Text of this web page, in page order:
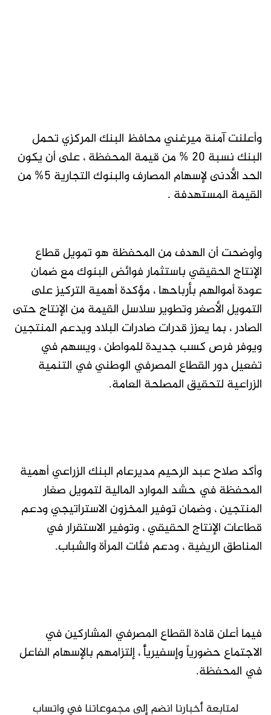
وأعلنت آمنة ميرغني محافظ البنك المركزي تحمل
البنك نسبة 20 % من قيمة المحفظة ، على أن يكون
الحد الأدنى لإسهام المصارف والبنوك التجارية 5% من
القيمة المستهدفة .
وأوضحت أن الهدف من المحفظة هو تمويل قطاع
الإنتاج الحقيقي باستثمار فوائض البنوك مع ضمان
عودة أموالهم بأرباحها ، مؤكدة أهمية التركيز على
التمويل الأصغر وتطوير سلاسل القيمة من الإنتاج حتى
الصادر ، بما يعزز قدرات صادرات البلاد ويدعم المنتجين
ويوفر فرص كسب جديدة للمواطن ، ويسهم في
تفعيل دور القطاع المصرفي الوطني في التنمية
الزراعية لتحقيق المصلحة العامة.
وأكد صلاح عبد الرحيم مديرعام البنك الزراعي أهمية
المحفظة في حشد الموارد المالية لتمويل صغار
المنتجين ، وضمان توفير المخزون الاستراتيجي ودعم
قطاعات الإنتاج الحقيقي ، وتوفير الاستقرار في
المناطق الريفية ، ودعم فئات المرأة والشباب.
فيما أعلن قادة القطاع المصرفي المشاركين في
الاجتماع حضورياً وإسفيريأً ، إلتزامهم بالإسهام الفاعل
في المحفظة.